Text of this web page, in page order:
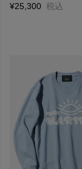
¥25,300 税込